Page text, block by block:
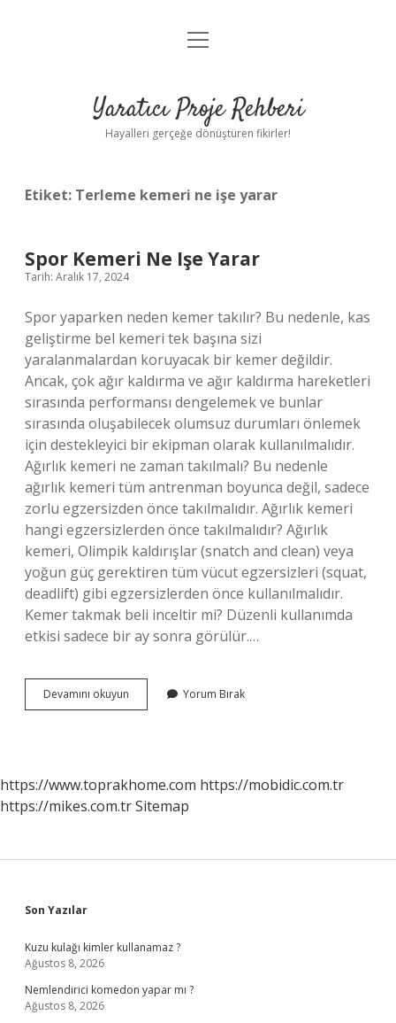
Anasayfa
Yasal Uyarı
menüyü
Yaratıcı Proje Rehberi
Hayalleri gerçeğe dönüştüren fikirler!
Etiket: Terleme kemeri ne işe yarar
Spor Kemeri Ne Işe Yarar
Tarih: Aralık 17, 2024
Spor yaparken neden kemer takılır? Bu nedenle, kas
geliştirme bel kemeri tek başına sizi
yaralanmalardan koruyacak bir kemer değildir.
Ancak, çok ağır kaldırma ve ağır kaldırma hareketleri
sırasında performansı dengelemek ve bunlar
sırasında oluşabilecek olumsuz durumları önlemek
için destekleyici bir ekipman olarak kullanılmalıdır.
Ağırlık kemeri ne zaman takılmalı? Bu nedenle
ağırlık kemeri tüm antrenman boyunca değil, sadece
zorlu egzersizden önce takılmalıdır. Ağırlık kemeri
hangi egzersizlerden önce takılmalıdır? Ağırlık
kemeri, Olimpik kaldırışlar (snatch and clean) veya
yoğun güç gerektiren tüm vücut egzersizleri (squat,
deadlift) gibi egzersizlerden önce kullanılmalıdır.
Kemer takmak beli inceltir mi? Düzenli kullanımda
etkisi sadece bir ay sonra görülür.…
Devamını okuyun
Kemeri
Yorum Bırak
https://www.toprakhome.com https://mobidic.com.tr
https://mikes.com.trSitemap
Sidebar
Son Yazılar
Kuzu kulağı kimler kullanamaz ?
Ağustos 8, 2026
Nemlendirici komedon yapar mı ?
Ağustos 8, 2026